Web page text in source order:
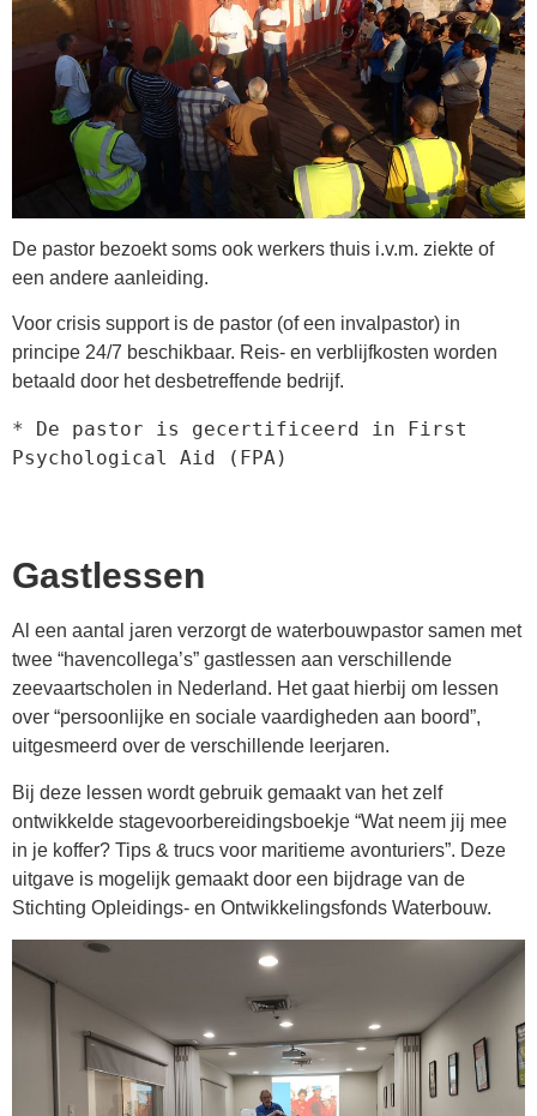
De pastor bezoekt soms ook werkers thuis i.v.m. ziekte of
een andere aanleiding.
Voor crisis support is de pastor (of een invalpastor) in
principe 24/7 beschikbaar. Reis- en verblijfkosten worden
betaald door het desbetreffende bedrijf.
* De pastor is gecertificeerd in First
Psychological Aid (FPA)
Gastlessen
Al een aantal jaren verzorgt de waterbouwpastor samen met
twee “havencollega’s” gastlessen aan verschillende
zeevaartscholen in Nederland. Het gaat hierbij om lessen
over “persoonlijke en sociale vaardigheden aan boord”,
uitgesmeerd over de verschillende leerjaren.
Bij deze lessen wordt gebruik gemaakt van het zelf
ontwikkelde stagevoorbereidingsboekje “Wat neem jij mee
in je koffer? Tips & trucs voor maritieme avonturiers”. Deze
uitgave is mogelijk gemaakt door een bijdrage van de
Stichting Opleidings- en Ontwikkelingsfonds Waterbouw.